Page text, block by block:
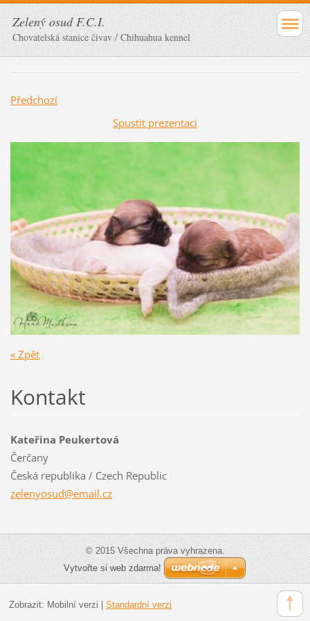
Zelený osud F.C.I.
Chovatelská stanice čivav / Chihuahua kennel
Předchozí
Spustit prezentaci
« Zpět
Kontakt
Kateřina Peukertová
Čerčany
Česká republika / Czech Republic
zelenyosud@email.cz
© 2015 Všechna práva vyhrazena.
Vytvořte si web zdarma!
Zobrazit: Mobilní verzi | Standardní verzi